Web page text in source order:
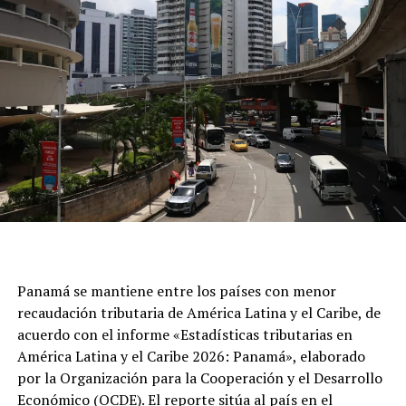
Panamá se mantiene entre los países con menor
recaudación tributaria de América Latina y el Caribe, de
acuerdo con el informe «Estadísticas tributarias en
América Latina y el Caribe 2026: Panamá», elaborado
por la Organización para la Cooperación y el Desarrollo
Económico (OCDE). El reporte sitúa al país en el